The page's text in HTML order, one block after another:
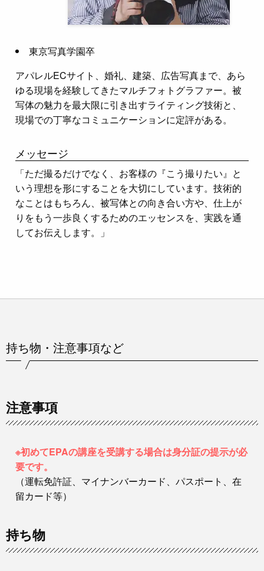
東京写真学園卒
アパレルECサイト、婚礼、建築、広告写真まで、あら
ゆる現場を経験してきたマルチフォトグラファー。被
写体の魅力を最大限に引き出すライティング技術と、
現場での丁寧なコミュニケーションに定評がある。
メッセージ
「ただ撮るだけでなく、お客様の『こう撮りたい』と
いう理想を形にすることを大切にしています。技術的
なことはもちろん、被写体との向き合い方や、仕上が
りをもう一歩良くするためのエッセンスを、実践を通
してお伝えします。」
持ち物・注意事項など
注意事項
※初めてEPAの講座を受講する場合は身分証の提示が必
要です。
（運転免許証、マイナンバーカード、パスポート、在
留カード等）
持ち物